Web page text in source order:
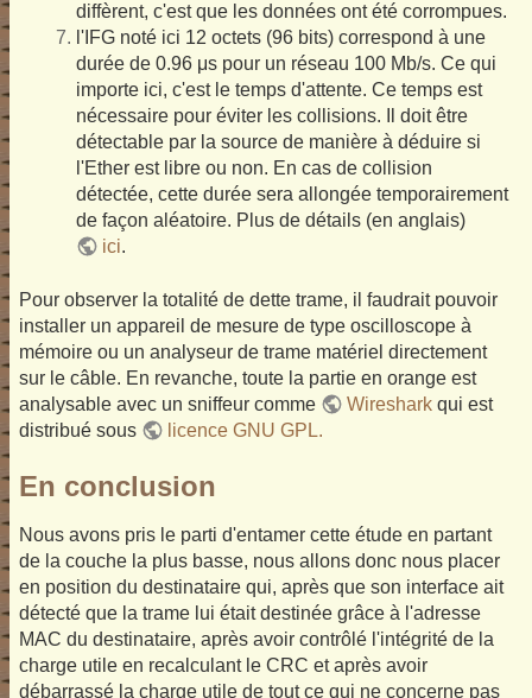
diffèrent, c'est que les données ont été corrompues.
l'IFG noté ici 12 octets (96 bits) correspond à une
durée de 0.96 μs pour un réseau 100 Mb/s. Ce qui
importe ici, c'est le temps d'attente. Ce temps est
nécessaire pour éviter les collisions. Il doit être
détectable par la source de manière à déduire si
l'Ether est libre ou non. En cas de collision
détectée, cette durée sera allongée temporairement
de façon aléatoire. Plus de détails (en anglais)
ici.
Pour observer la totalité de dette trame, il faudrait pouvoir
installer un appareil de mesure de type oscilloscope à
mémoire ou un analyseur de trame matériel directement
sur le câble. En revanche, toute la partie en orange est
analysable avec un sniffeur comme
Wireshark qui est
distribué sous
licence GNU GPL.
En conclusion
Nous avons pris le parti d'entamer cette étude en partant
de la couche la plus basse, nous allons donc nous placer
en position du destinataire qui, après que son interface ait
détecté que la trame lui était destinée grâce à l'adresse
MAC du destinataire, après avoir contrôlé l'intégrité de la
charge utile en recalculant le CRC et après avoir
débarrassé la charge utile de tout ce qui ne concerne pas